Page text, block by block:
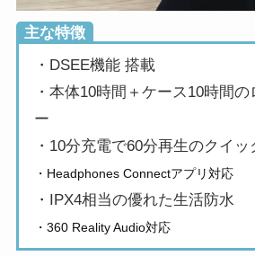
主な特徴
・DSEE機能 搭載
・本体10時間＋ケース10時間の
ー
・10分充電で60分再生のクイ
・Headphones Connectアプリ対応
・IPX4相当の優れた生活防水
・360 Reality Audio対応